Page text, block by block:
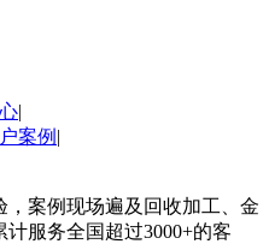
|
案例 |
案例现场遍及回收加工、金
计服务全国超过3000+的客